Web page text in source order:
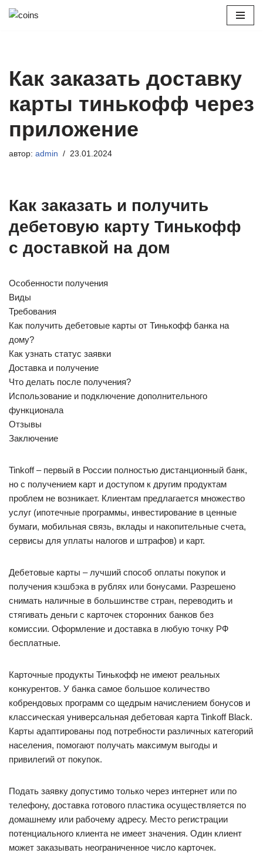
Как заказать доставку
карты тинькофф через
приложение
автор: admin 23.01.2024
Как заказать и получить
дебетовую карту Тинькофф
с доставкой на дом
Особенности получения
Виды
Требования
Как получить дебетовые карты от Тинькофф банка на
дому?
Как узнать статус заявки
Доставка и получение
Что делать после получения?
Использование и подключение дополнительного
функционала
Отзывы
Заключение
Tinkoff – первый в России полностью дистанционный банк,
но с получением карт и доступом к другим продуктам
проблем не возникает. Клиентам предлагается множество
услуг (ипотечные программы, инвестирование в ценные
бумаги, мобильная связь, вклады и накопительные счета,
сервисы для уплаты налогов и штрафов) и карт.
Дебетовые карты – лучший способ оплаты покупок и
получения кэшбэка в рублях или бонусами. Разрешено
снимать наличные в большинстве стран, переводить и
стягивать деньги с карточек сторонних банков без
комиссии. Оформление и доставка в любую точку РФ
бесплатные.
Карточные продукты Тинькофф не имеют реальных
конкурентов. У банка самое большое количество
кобрендовых программ со щедрым начислением бонусов и
классическая универсальная дебетовая карта Tinkoff Black.
Карты адаптированы под потребности различных категорий
населения, помогают получать максимум выгоды и
привилегий от покупок.
Подать заявку допустимо только через интернет или по
телефону, доставка готового пластика осуществляется по
домашнему или рабочему адресу. Место регистрации
потенциального клиента не имеет значения. Один клиент
может заказывать неограниченное число карточек.